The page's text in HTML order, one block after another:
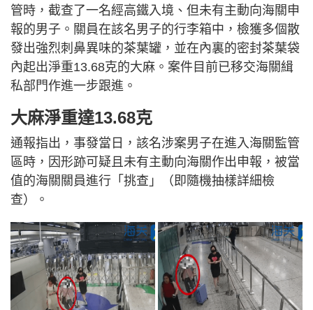
管時，截查了一名經高鐵入境、但未有主動向海關申
報的男子。關員在該名男子的行李箱中，檢獲多個散
發出強烈刺鼻異味的茶葉罐，並在內裏的密封茶葉袋
內起出淨重13.68克的大麻。案件目前已移交海關緝
私部門作進一步跟進。
大麻淨重達13.68克
通報指出，事發當日，該名涉案男子在進入海關監管
區時，因形跡可疑且未有主動向海關作出申報，被當
值的海關關員進行「挑查」（即隨機抽樣詳細檢
查）。